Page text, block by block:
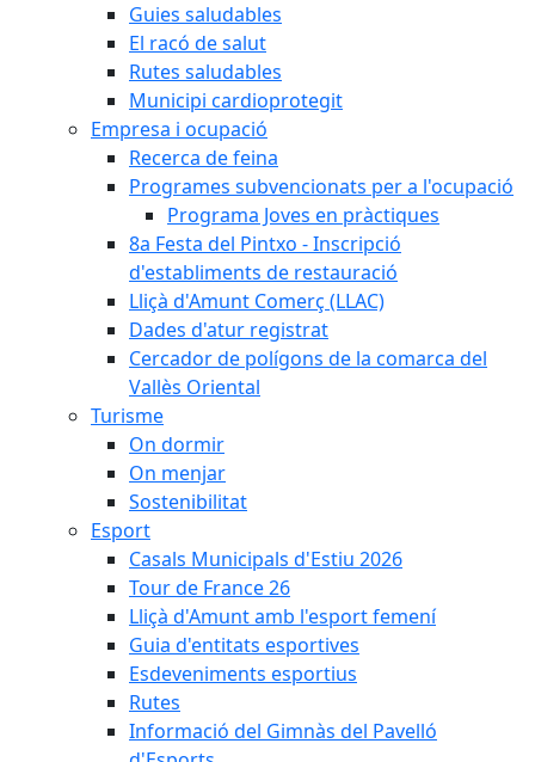
Guies saludables
El racó de salut
Rutes saludables
Municipi cardioprotegit
Empresa i ocupació
Recerca de feina
Programes subvencionats per a l'ocupació
Programa Joves en pràctiques
8a Festa del Pintxo - Inscripció
d'establiments de restauració
Lliçà d'Amunt Comerç (LLAC)
Dades d'atur registrat
Cercador de polígons de la comarca del
Vallès Oriental
Turisme
On dormir
On menjar
Sostenibilitat
Esport
Casals Municipals d'Estiu 2026
Tour de France 26
Lliçà d'Amunt amb l'esport femení
Guia d'entitats esportives
Esdeveniments esportius
Rutes
Informació del Gimnàs del Pavelló